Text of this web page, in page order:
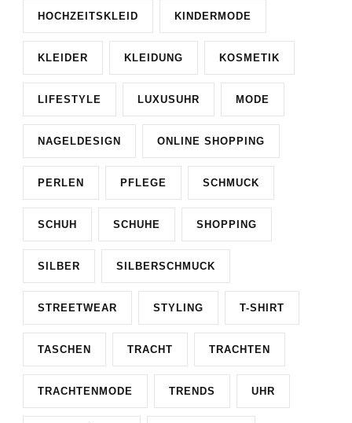
HOCHZEITSKLEID KINDERMODE
KLEIDER KLEIDUNG KOSMETIK
LIFESTYLE LUXUSUHR MODE
NAGELDESIGN ONLINE SHOPPING
PERLEN PFLEGE SCHMUCK
SCHUH SCHUHE SHOPPING
SILBER SILBERSCHMUCK
STREETWEAR STYLING T-SHIRT
TASCHEN TRACHT TRACHTEN
TRACHTENMODE TRENDS UHR